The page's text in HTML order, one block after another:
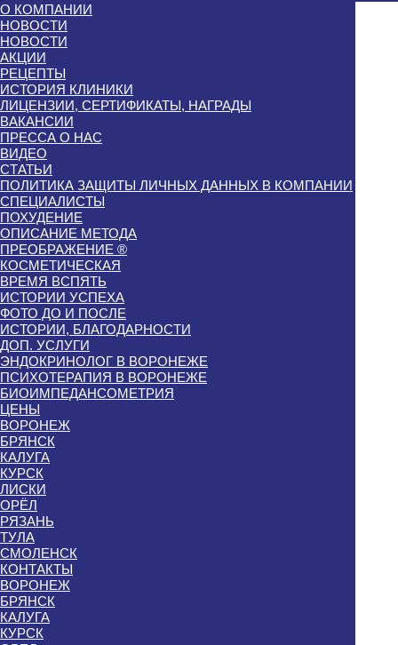
О КОМПАНИИ
НОВОСТИ
НОВОСТИ
АКЦИИ
РЕЦЕПТЫ
ИСТОРИЯ КЛИНИКИ
ЛИЦЕНЗИИ, СЕРТИФИКАТЫ, НАГРАДЫ
ВАКАНСИИ
ПРЕССА О НАС
ВИДЕО
СТАТЬИ
ПОЛИТИКА ЗАЩИТЫ ЛИЧНЫХ ДАННЫХ В КОМПАНИИ
СПЕЦИАЛИСТЫ
ПОХУДЕНИЕ
ОПИСАНИЕ МЕТОДА
ПРЕОБРАЖЕНИЕ ®
КОСМЕТИЧЕСКАЯ
ВРЕМЯ ВСПЯТЬ
ИСТОРИИ УСПЕХА
ФОТО ДО И ПОСЛЕ
ИСТОРИИ, БЛАГОДАРНОСТИ
ДОП. УСЛУГИ
ЭНДОКРИНОЛОГ В ВОРОНЕЖЕ
ПСИХОТЕРАПИЯ В ВОРОНЕЖЕ
БИОИМПЕДАНСОМЕТРИЯ
ЦЕНЫ
ВОРОНЕЖ
БРЯНСК
КАЛУГА
КУРСК
ЛИСКИ
ОРЁЛ
РЯЗАНЬ
ТУЛА
СМОЛЕНСК
КОНТАКТЫ
ВОРОНЕЖ
БРЯНСК
КАЛУГА
КУРСК